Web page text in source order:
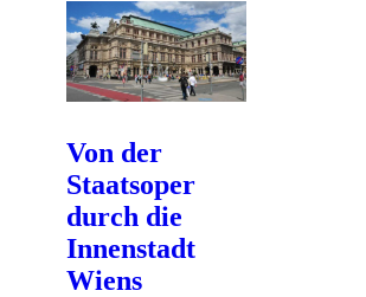
Von der
Staatsoper
durch die
Innenstadt
Wiens